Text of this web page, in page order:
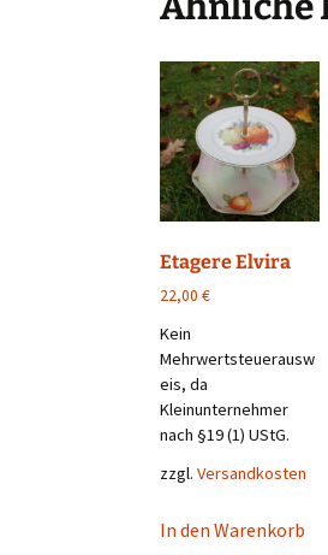
Etagere Elvira
22,00 €
Kein
Mehrwertsteuerausw
eis, da
Kleinunternehmer
nach §19 (1) UStG.
zzgl. Versandkosten
In den Warenkorb